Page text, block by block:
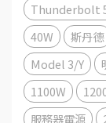
Thunderbolt
40W
斯丹德
Model 3/Y
1100W
服務器電源